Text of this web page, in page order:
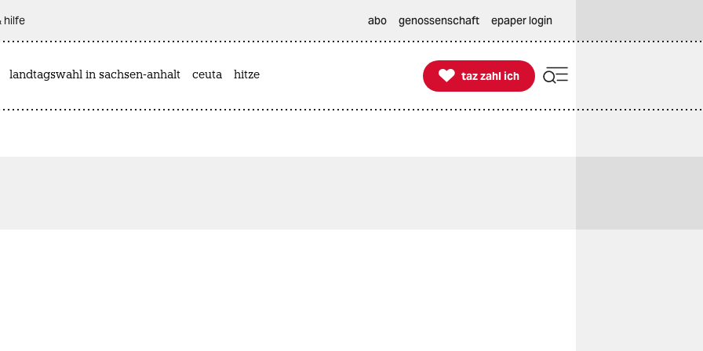
hilfe abo genossenschaft epaper login
landtagswahl in sachsen-anhalt ceuta hitze 
taz zahl ich
taz zahl ich